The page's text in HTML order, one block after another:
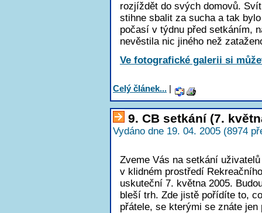
rozjíždět do svých domovů.
stihne sbalit za sucha a tak
počasí v týdnu před setkáním,
nevěstila nic jiného než
Ve fotografické galerii si
Celý článek... |
9. CB setkání (7.
Vydáno dne 19. 04. 2005 (8974
Zveme Vás na setkání
v klidném prostředí
uskuteční 7. května 2005.
bleší trh. Zde jistě pořídíte to,
přátele, se kterými se znáte